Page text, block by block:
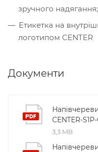
зручного надягання;
Етикетка на
логотипом CENTER
Документи
CENTER-
3,3 MB